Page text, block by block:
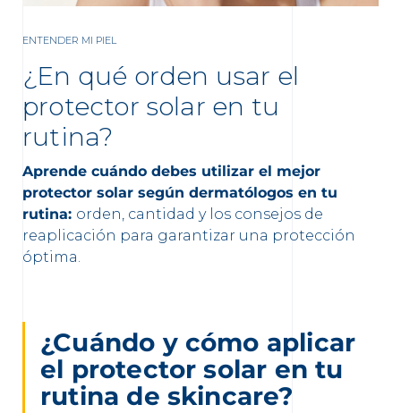
ENTENDER MI PIEL
¿En qué orden usar el
protector solar en tu
rutina?
Aprende cuándo debes utilizar el mejor
protector solar según dermatólogos en tu
rutina: orden, cantidad y los consejos de
reaplicación para garantizar una protección
óptima.
¿Cuándo y cómo aplicar
el protector solar en tu
rutina de skincare?